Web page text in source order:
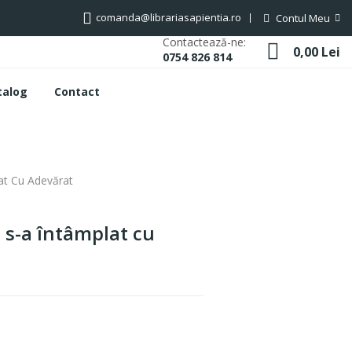
comanda@librariasapientia.ro Contul Meu
Contactează-ne:
0754 826 814
0,00 Lei
Contact
Cu Adevărat
a întâmplat cu